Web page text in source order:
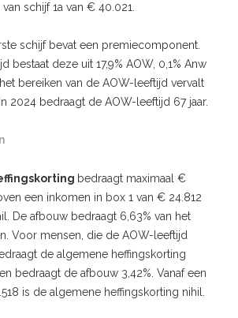
schijf 1a van € 40.021.
schijf bevat een premiecomponent.
bestaat deze uit 17,9% AOW, 0,1% Anw
bereiken van de AOW-leeftijd vervalt
2024 bedraagt de AOW-leeftijd 67 jaar.
bedraagt maximaal €
een inkomen in box 1 van € 24.812
De afbouw bedraagt 6,63% van het
Voor mensen, die de AOW-leeftijd
de algemene heffingskorting
bedraagt de afbouw 3,42%. Vanaf een
is de algemene heffingskorting nihil.